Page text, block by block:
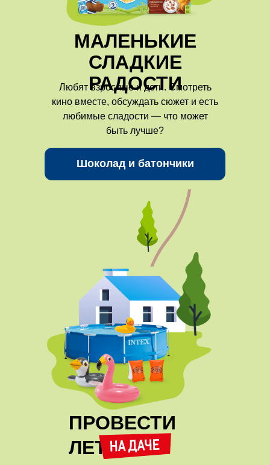
Любят взрослые и дети. Смотреть
кино вместе, обсуждать сюжет и есть
любимые сладости — что может
быть лучше?
Шоколад и батончики
МАЛЕНЬКИЕ
СЛАДКИЕ
РАДОСТИ
ПРОВЕСТИ
ЛЕТО